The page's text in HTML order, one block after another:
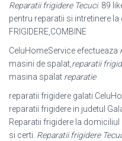
Reparatii frigidere Tecuci. 89
pentru reparatii si intretinere
FRIGIDERE,COMBINE
CeluHomeService efectueaza
masini de spalat,reparatii
masina spalat reparatie
reparatii frigidere galati
reparatii frigidere in judetul
Reparatii frigidere la
si certi. Reparatii frigidere